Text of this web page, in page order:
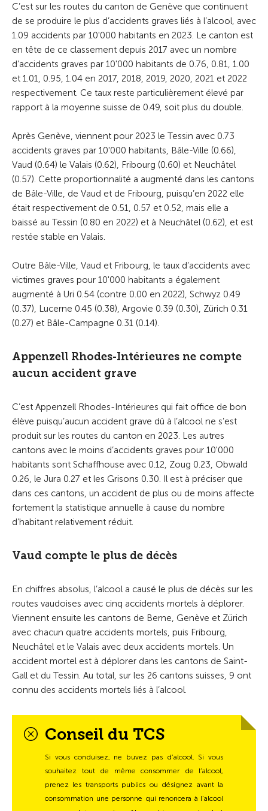
C’est sur les routes du canton de Genève que continuent
de se produire le plus d’accidents graves liés à l’alcool, avec
1.09 accidents par 10'000 habitants en 2023. Le canton est
en tête de ce classement depuis 2017 avec un nombre
d’accidents graves par 10'000 habitants de 0.76, 0.81, 1.00
et 1.01, 0.95, 1.04 en 2017, 2018, 2019, 2020, 2021 et 2022
respectivement. Ce taux reste particulièrement élevé par
rapport à la moyenne suisse de 0.49, soit plus du double.
Après Genève, viennent pour 2023 le Tessin avec 0.73
accidents graves par 10'000 habitants, Bâle-Ville (0.66),
Vaud (0.64) le Valais (0.62), Fribourg (0.60) et Neuchâtel
(0.57). Cette proportionnalité a augmenté dans les cantons
de Bâle-Ville, de Vaud et de Fribourg, puisqu’en 2022 elle
était respectivement de 0.51, 0.57 et 0.52, mais elle a
baissé au Tessin (0.80 en 2022) et à Neuchâtel (0.62), et est
restée stable en Valais.
Outre Bâle-Ville, Vaud et Fribourg, le taux d’accidents avec
victimes graves pour 10'000 habitants a également
augmenté à Uri 0.54 (contre 0.00 en 2022), Schwyz 0.49
(0.37), Lucerne 0.45 (0.38), Argovie 0.39 (0.30), Zürich 0.31
(0.27) et Bâle-Campagne 0.31 (0.14).
Appenzell Rhodes-Intérieures ne compte
aucun accident grave
C’est Appenzell Rhodes-Intérieures qui fait office de bon
élève puisqu’aucun accident grave dû à l’alcool ne s’est
produit sur les routes du canton en 2023. Les autres
cantons avec le moins d’accidents graves pour 10'000
habitants sont Schaffhouse avec 0.12, Zoug 0.23, Obwald
0.26, le Jura 0.27 et les Grisons 0.30. Il est à préciser que
dans ces cantons, un accident de plus ou de moins affecte
fortement la statistique annuelle à cause du nombre
d’habitant relativement réduit.
Vaud compte le plus de décès
En chiffres absolus, l’alcool a causé le plus de décès sur les
routes vaudoises avec cinq accidents mortels à déplorer.
Viennent ensuite les cantons de Berne, Genève et Zürich
avec chacun quatre accidents mortels, puis Fribourg,
Neuchâtel et le Valais avec deux accidents mortels. Un
accident mortel est à déplorer dans les cantons de Saint-
Gall et du Tessin. Au total, sur les 26 cantons suisses, 9 ont
connu des accidents mortels liés à l’alcool.
Conseil du TCS
Si vous conduisez, ne buvez pas d’alcool. Si vous
souhaitez tout de même consommer de l’alcool,
prenez les transports publics ou désignez avant la
consommation une personne qui renoncera à l’alcool